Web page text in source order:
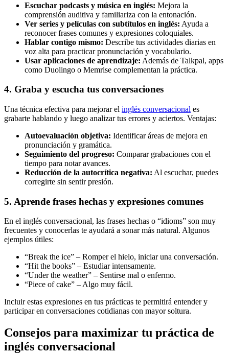
Escuchar podcasts y música en inglés: Mejora la
comprensión auditiva y familiariza con la entonación.
Ver series y películas con subtítulos en inglés: Ayuda a
reconocer frases comunes y expresiones coloquiales.
Hablar contigo mismo: Describe tus actividades diarias en
voz alta para practicar pronunciación y vocabulario.
Usar aplicaciones de aprendizaje: Además de Talkpal, apps
como Duolingo o Memrise complementan la práctica.
4. Graba y escucha tus conversaciones
Una técnica efectiva para mejorar el inglés conversacional es
grabarte hablando y luego analizar tus errores y aciertos. Ventajas:
Autoevaluación objetiva: Identificar áreas de mejora en
pronunciación y gramática.
Seguimiento del progreso: Comparar grabaciones con el
tiempo para notar avances.
Reducción de la autocrítica negativa: Al escuchar, puedes
corregirte sin sentir presión.
5. Aprende frases hechas y expresiones comunes
En el inglés conversacional, las frases hechas o “idioms” son muy
frecuentes y conocerlas te ayudará a sonar más natural. Algunos
ejemplos útiles:
“Break the ice” – Romper el hielo, iniciar una conversación.
“Hit the books” – Estudiar intensamente.
“Under the weather” – Sentirse mal o enfermo.
“Piece of cake” – Algo muy fácil.
Incluir estas expresiones en tus prácticas te permitirá entender y
participar en conversaciones cotidianas con mayor soltura.
Consejos para maximizar tu práctica de
inglés conversacional